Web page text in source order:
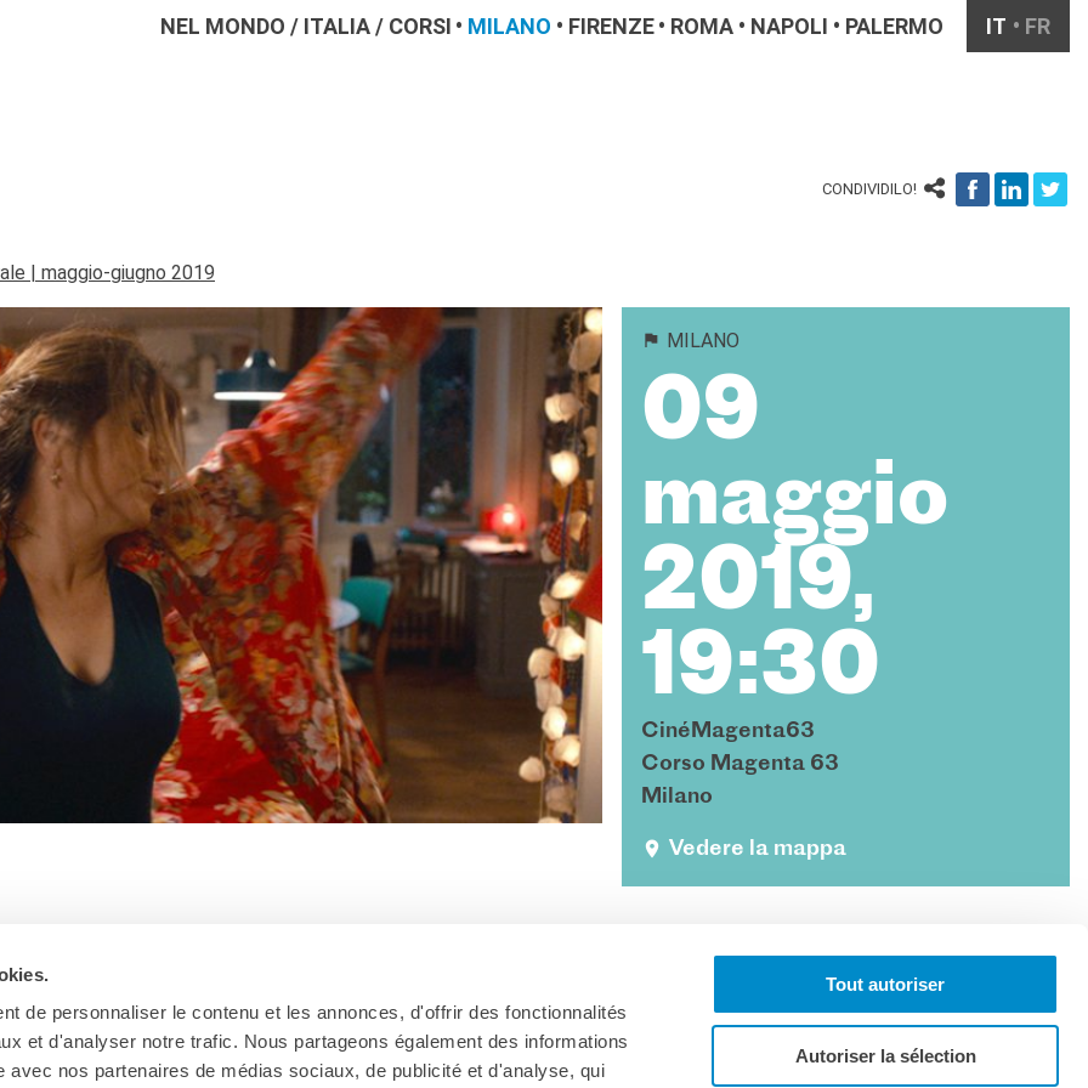
de personnaliser le contenu et les annonces, d'offrir des fonctionnalités
et d'analyser notre trafic. Nous partageons également des informations
avec nos partenaires de médias sociaux, de publicité et d'analyse, qui
Tout autoriser
Autoriser la sélection
NEL MONDO / ITALIA/ CORSI MILANO FIRENZE ROMA NAPOLI PALERMO IT FR
CONDIVIDILO!
| maggio-giugno 2019
MILANO
09
maggio
2019,
19:30
CinéMagenta63
Corso Magenta 63
Milano
Vedere la mappa